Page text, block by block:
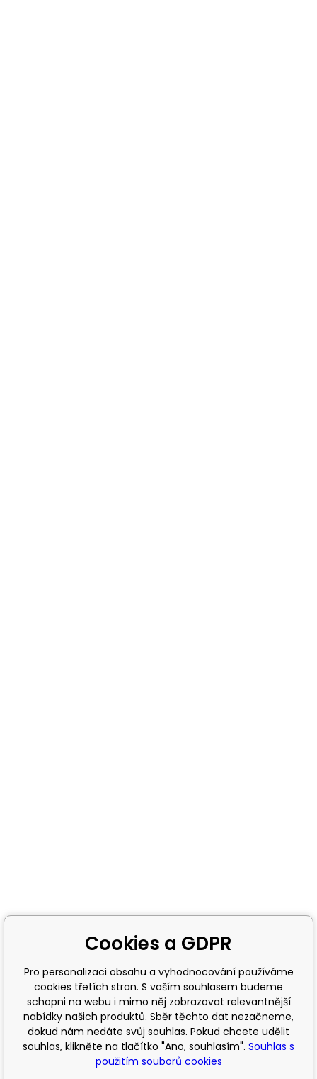
Cookies a GDPR
Pro personalizaci obsahu a vyhodnocování používáme
cookies třetích stran. S vaším souhlasem budeme
schopni na webu i mimo něj zobrazovat relevantnější
nabídky našich produktů. Sběr těchto dat nezačneme,
dokud nám nedáte svůj souhlas. Pokud chcete udělit
souhlas, klikněte na tlačítko "Ano, souhlasím". Souhlas s
použitím souborů cookies